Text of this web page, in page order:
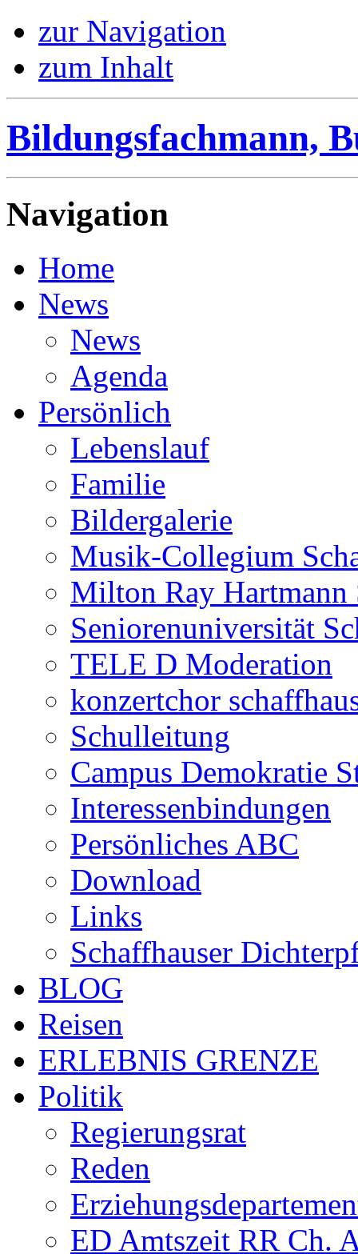
zur Navigation
zum Inhalt
Bildungsfachmann,
Navigation
Home
News
News
Agenda
Persönlich
Lebenslauf
Familie
Bildergalerie
Musik-Collegium
Milton Ray
Seniorenuniversität
TELE D Moderation
konzertchor
Schulleitung
Campus Demokratie
Interessenbindungen
Persönliches ABC
Download
Links
Schaffhauser
BLOG
Reisen
ERLEBNIS GRENZE
Politik
Regierungsrat
Reden
ED Amtszeit RR Ch.